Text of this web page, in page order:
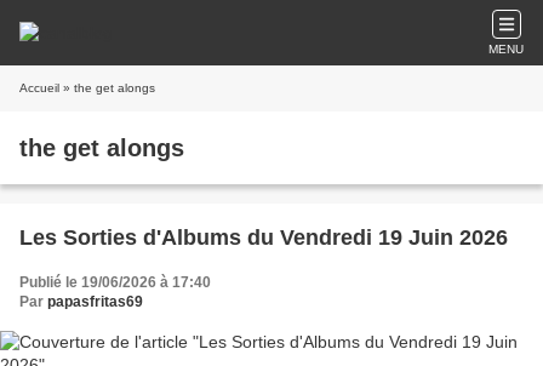
MENU
Accueil » the get alongs
the get alongs
Les Sorties d'Albums du Vendredi 19 Juin 2026
Publié le 19/06/2026 à 17:40
Par papasfritas69